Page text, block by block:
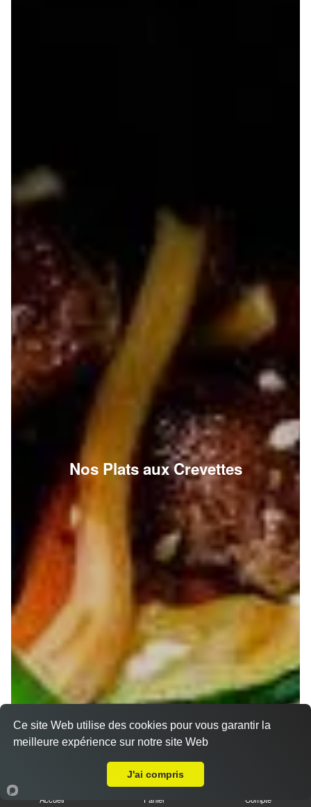
Nos Plats aux Crevettes
Accueil Panier Compte
Ce site Web utilise des cookies pour vous garantir la
meilleure expérience sur notre site Web
J'ai compris